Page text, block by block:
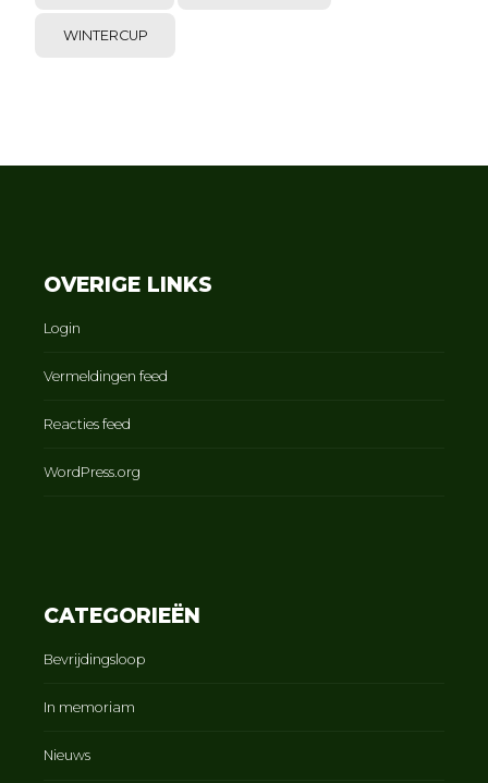
WINTERCUP
OVERIGE LINKS
Login
Vermeldingen feed
Reacties feed
WordPress.org
CATEGORIEËN
Bevrijdingsloop
In memoriam
Nieuws